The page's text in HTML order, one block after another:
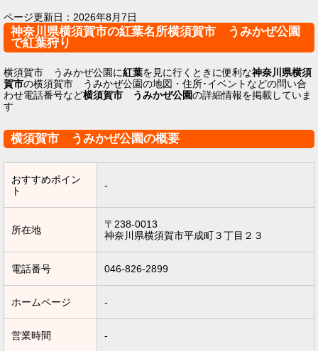
ページ更新日： 2026年8月7日
神奈川県横須賀市の紅葉名所横須賀市 うみかぜ公園
で紅葉狩り
横須賀市 うみかぜ公園に紅葉を見に行くときに便利な神奈川県横須
賀市の横須賀市 うみかぜ公園の地図・住所･イベントなどの問い合
わせ電話番号など横須賀市 うみかぜ公園の詳細情報を掲載していま
す
横須賀市 うみかぜ公園の概要
おすすめポイン
ト
-
所在地
〒238-0013
神奈川県横須賀市平成町３丁目２３
電話番号 046-826-2899
ホームページ -
営業時間 -